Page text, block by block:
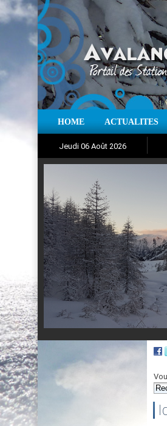
HOME ACTUALITES
Jeudi 06 Août 2026